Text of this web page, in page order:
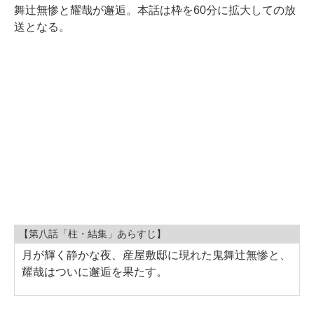
舞辻無惨と耀哉が邂逅。本話は枠を60分に拡大しての放
送となる。
【第八話「柱・結集」あらすじ】
月が輝く静かな夜、産屋敷邸に現れた鬼舞辻無惨と、
耀哉はついに邂逅を果たす。